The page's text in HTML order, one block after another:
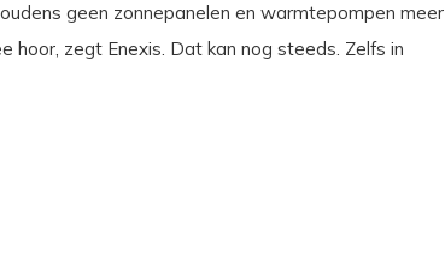
geen zonnepanelen en warmtepompen meer
hoor, zegt Enexis. Dat kan nog steeds. Zelfs in